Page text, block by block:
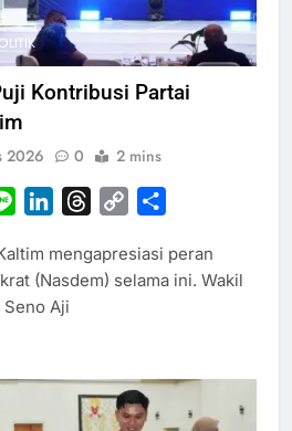
Kontribusi Partai
2026 0 2 mins
Line LinkedInThreads
Copy
mengapresiasi peran
(Nasdem) selama ini. Wakil
Aji